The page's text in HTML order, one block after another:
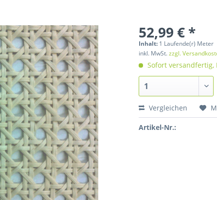
52,99 € *
Inhalt: 1 Laufende(r) Meter
inkl. MwSt.zzgl.
Sofort versandfertig,
Vergleichen
Artikel-Nr.: